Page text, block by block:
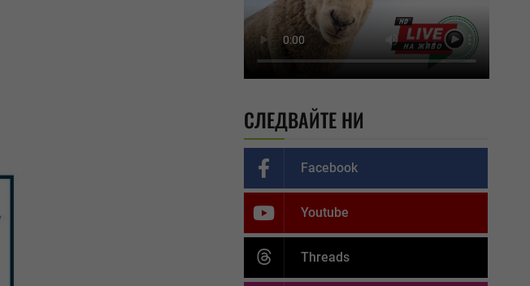
СЛЕДВАЙТЕ НИ
Facebook
Youtube
Threads